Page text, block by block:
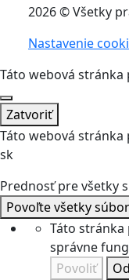
2026 © Všetky
Nastavenie
Táto webová stránka
Zatvoriť
Táto webová stránka
sk
Prednosť pre všetky
Povoľte všetky
Táto stránka
správne
Povoliť